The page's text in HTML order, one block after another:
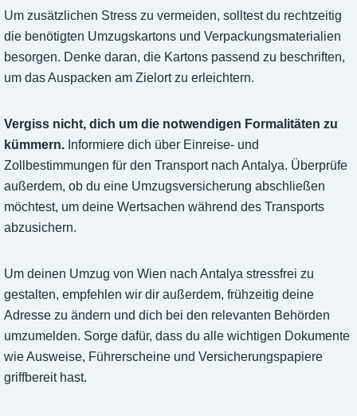
Um zusätzlichen Stress zu vermeiden, solltest du rechtzeitig
die benötigten Umzugskartons und Verpackungsmaterialien
besorgen. Denke daran, die Kartons passend zu beschriften,
um das Auspacken am Zielort zu erleichtern.
Vergiss nicht, dich um die notwendigen Formalitäten zu
kümmern. Informiere dich über Einreise- und
Zollbestimmungen für den Transport nach Antalya. Überprüfe
außerdem, ob du eine Umzugsversicherung abschließen
möchtest, um deine Wertsachen während des Transports
abzusichern.
Um deinen Umzug von Wien nach Antalya stressfrei zu
gestalten, empfehlen wir dir außerdem, frühzeitig deine
Adresse zu ändern und dich bei den relevanten Behörden
umzumelden. Sorge dafür, dass du alle wichtigen Dokumente
wie Ausweise, Führerscheine und Versicherungspapiere
griffbereit hast.